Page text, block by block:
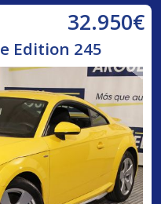
32.950€
Edition 245